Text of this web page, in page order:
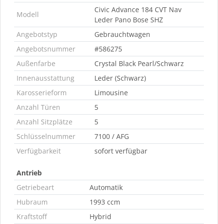
Modell
Civic Advance 184 CVT Nav
Leder Pano Bose SHZ
Angebotstyp
Gebrauchtwagen
Angebotsnummer
#586275
Außenfarbe
Crystal Black Pearl/Schwarz
Innenausstattung
Leder (Schwarz)
Karosserieform
Limousine
Anzahl Türen
5
Anzahl Sitzplätze
5
Schlüsselnummer
7100 / AFG
Verfügbarkeit
sofort verfügbar
Antrieb
Getriebeart
Automatik
Hubraum
1993 ccm
Kraftstoff
Hybrid